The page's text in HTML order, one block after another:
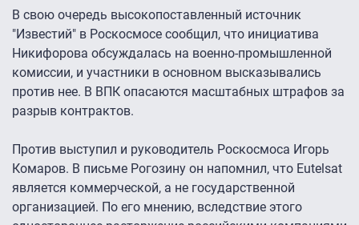
В свою очередь высокопоставленный источник
"Известий" в Роскосмосе сообщил, что инициатива
Никифорова обсуждалась на военно-промышленной
комиссии, и участники в основном высказывались
против нее. В ВПК опасаются масштабных штрафов за
разрыв контрактов.
Против выступил и руководитель Роскосмоса Игорь
Комаров. В письме Рогозину он напомнил, что Eutelsat
является коммерческой, а не государственной
организацией. По его мнению, вследствие этого